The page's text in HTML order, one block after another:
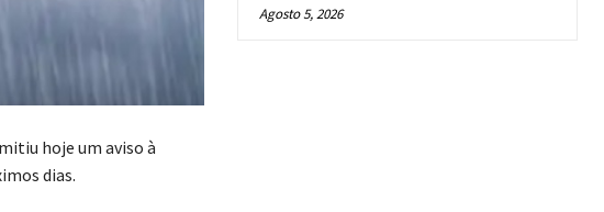
hoje um aviso à
dias.
Agosto 5, 2026